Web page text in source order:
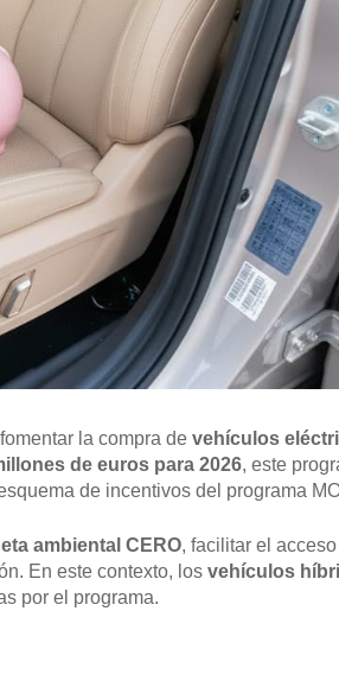
la compra de vehículos
de euros para 2026, este
de incentivos del programa
ambiental CERO, facilitar el
En este contexto, los vehículos
por el programa.